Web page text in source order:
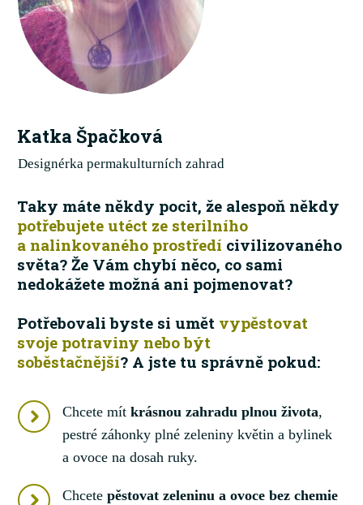
Katka Špačková
Designérka permakulturních zahrad
Taky máte někdy pocit, že alespoň někdy
potřebujete utéct ze sterilního
a nalinkovaného prostředí civilizovaného
světa? Že Vám chybí něco, co sami
nedokážete možná ani pojmenovat?
Potřebovali byste si umět vypěstovat
svoje potraviny nebo být
soběstačnější? A jste tu správně pokud:
Chcete mítkrásnou zahradu plnou života,
pestré záhonky plné zeleniny květin a bylinek
a ovoce na dosah ruky.
Chcetepěstovat zeleninu a ovoce bez chemie